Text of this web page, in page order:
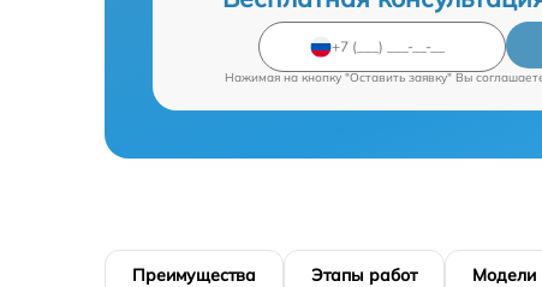
Нажимая на кнопку "Оставить заявку" Вы
Преимущества Этапы работ Модели